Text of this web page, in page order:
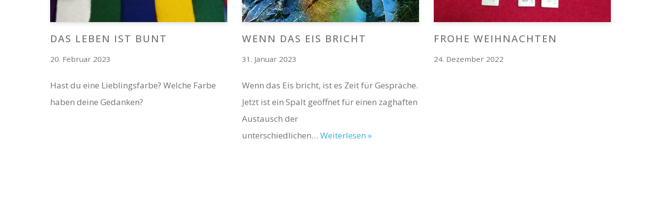
DAS LEBEN IST BUNT
20. Februar 2023
Hast du eine Lieblingsfarbe? Welche Farbe
haben deine Gedanken?
WENN DAS EIS BRICHT
31. Januar 2023
Wenn das Eis bricht, ist es Zeit für Gespräche.
Jetzt ist ein Spalt geöffnet für einen zaghaften
Austausch der
unterschiedlichen… Weiterlesen »
FROHE WEIHNACHTEN
24. Dezember 2022